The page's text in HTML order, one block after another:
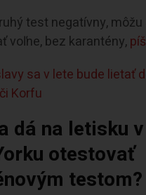
test negatívny,
voľne, bez karantény,
sa v lete bude lietať
Korfu
dá na letisku
otestovať
testom?